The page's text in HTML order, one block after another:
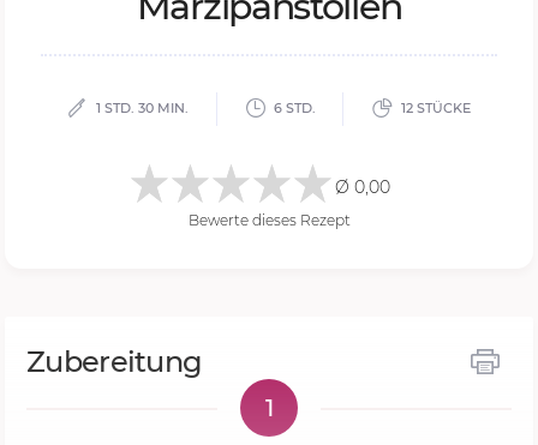
1 STD. 30 MIN. 6 STD. 12 STÜCKE
Ø 0,00
Bewerte dieses Rezept
Zubereitung
1